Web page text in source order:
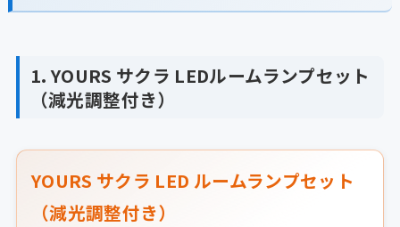
1. YOURS サクラ LEDルームランプセット
（減光調整付き）
YOURS サクラ LED ルームランプセット
（減光調整付き）